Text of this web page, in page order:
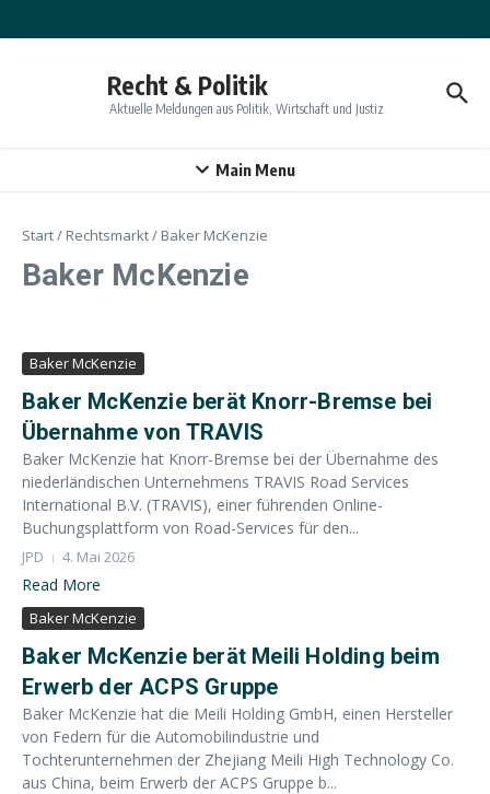
Recht & Politik
Aktuelle Meldungen aus Politik, Wirtschaft und Justiz
Main Menu
Start/ Rechtsmarkt/ Baker McKenzie
Baker McKenzie
Baker McKenzie
Baker McKenzie berät Knorr-Bremse bei
Übernahme von TRAVIS
Baker McKenzie hat Knorr-Bremse bei der Übernahme des
niederländischen Unternehmens TRAVIS Road Services
International B.V. (TRAVIS), einer führenden Online-
Buchungsplattform von Road-Services für den...
JPD 4. Mai 2026
Read More
Baker McKenzie
Baker McKenzie berät Meili Holding beim
Erwerb der ACPS Gruppe
Baker McKenzie hat die Meili Holding GmbH, einen Hersteller
von Federn für die Automobilindustrie und
Tochterunternehmen der Zhejiang Meili High Technology Co.
aus China, beim Erwerb der ACPS Gruppe b...